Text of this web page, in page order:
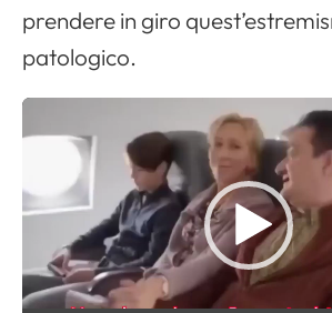
prendere in giro
patologico.
i
e
P
l